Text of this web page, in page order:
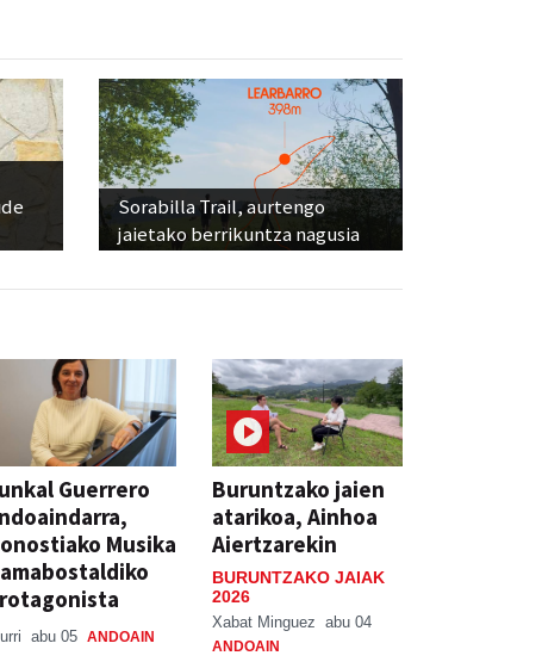
Sorabilla Trail, aurtengo
jaietako berrikuntza nagusia
Guerrero
Musika
abu 05 ANDOAIN
Buruntzako jaien
atarikoa, Ainhoa
Aiertzarekin
BURUNTZAKO JAIAK
2026
Xabat Minguez abu 04
ANDOAIN